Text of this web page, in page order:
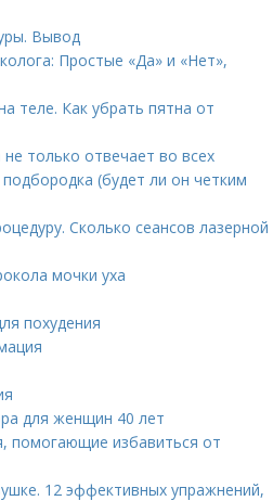
Вывод
Простые «Да» и «Нет»,
теле. Как убрать пятна от
только отвечает во всех
(будет ли он четким
Сколько сеансов лазерной
мочки уха
похудения
для женщин 40 лет
помогающие избавиться от
12 эффективных упражнений,